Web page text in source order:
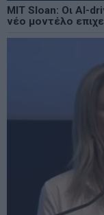
MIT Sloan: Οι AI-
νέο μοντέλο